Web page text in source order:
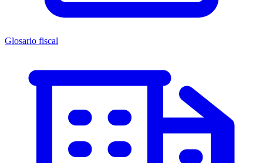
Glosario fiscal